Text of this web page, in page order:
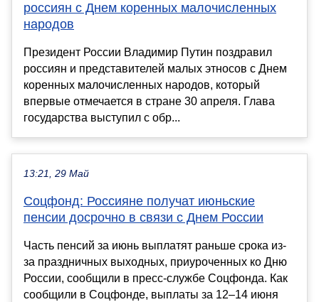
россиян с Днем коренных малочисленных
народов
Президент России Владимир Путин поздравил
россиян и представителей малых этносов с Днем
коренных малочисленных народов, который
впервые отмечается в стране 30 апреля. Глава
государства выступил с обр...
13:21, 29 Май
Соцфонд: Россияне получат июньские
пенсии досрочно в связи с Днем России
Часть пенсий за июнь выплатят раньше срока из-
за праздничных выходных, приуроченных ко Дню
России, сообщили в пресс-службе Соцфонда. Как
сообщили в Соцфонде, выплаты за 12–14 июня